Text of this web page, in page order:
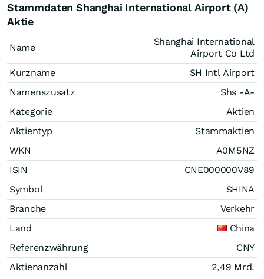
Stammdaten Shanghai International Airport (A)
Aktie
Name
Shanghai International
Airport Co Ltd
Kurzname
SH Intl Airport
Namenszusatz
Shs -A-
Kategorie
Aktien
Aktientyp
Stammaktien
WKN
A0M5NZ
ISIN
CNE000000V89
Symbol
SHINA
Branche
Verkehr
Land
China
Referenzwährung
CNY
Aktienanzahl
2,49 Mrd.